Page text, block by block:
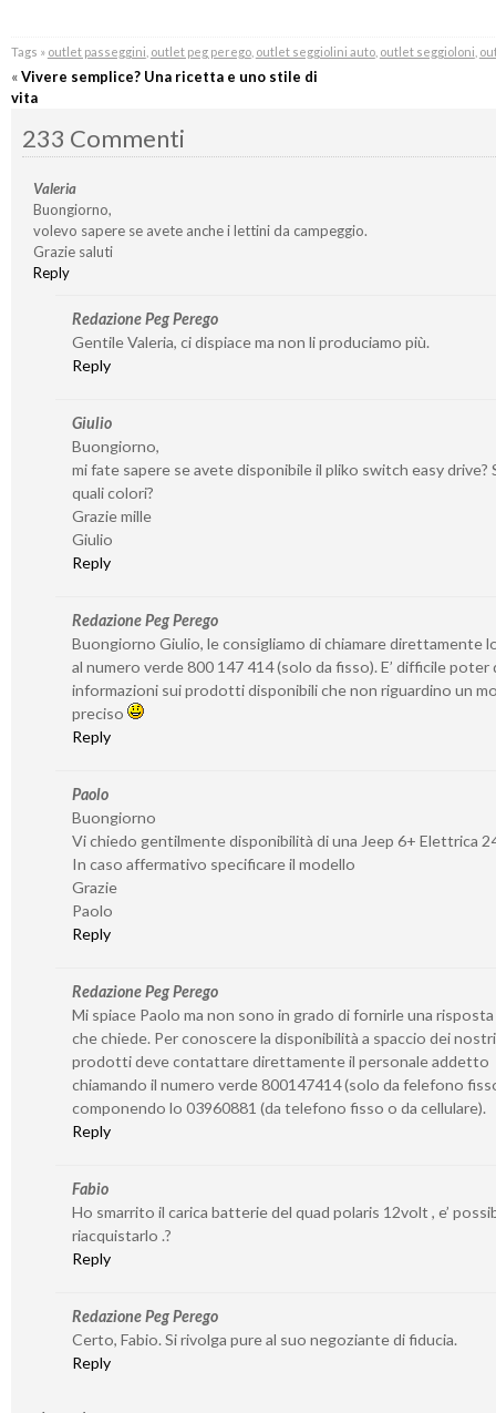
Tags » outlet passeggini outlet peg perego, outlet seggiolini auto, outlet seggioloni
«Vivere semplice? Una ricetta e uno stile di
vita
233 Commenti
Valeria
Buongiorno,
volevo sapere se avete anche i lettini da campeggio.
Grazie saluti
Reply
Redazione Peg Perego
Gentile Valeria, ci dispiace ma non li produciamo più.
Reply
Giulio
Buongiorno,
mi fate sapere se avete disponibile il pliko switch easy drive?
quali colori?
Grazie mille
Giulio
Reply
Redazione Peg Perego
Buongiorno Giulio, le consigliamo di chiamare direttamente
al numero verde 800 147 414 (solo da fisso). E’ difficile poter
informazioni sui prodotti disponibili che non riguardino un
preciso
Reply
Paolo
Buongiorno
Vi chiedo gentilmente disponibilità di una Jeep 6+ Elettrica
In caso affermativo specificare il modello
Grazie
Paolo
Reply
Redazione Peg Perego
Mi spiace Paolo ma non sono in grado di fornirle una
che chiede. Per conoscere la disponibilità a spaccio dei nostri
prodotti deve contattare direttamente il personale addetto
chiamando il numero verde 800147414 (solo da felefono
componendo lo 03960881 (da telefono fisso o da cellulare).
Reply
Fabio
Ho smarrito il carica batterie del quad polaris 12volt , e’
riacquistarlo .?
Reply
Redazione Peg Perego
Certo, Fabio. Si rivolga pure al suo negoziante di fiducia.
Reply